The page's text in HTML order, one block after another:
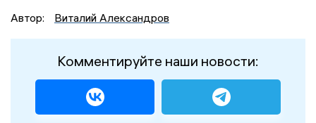
Автор:
Виталий Александров
Комментируйте наши новости: